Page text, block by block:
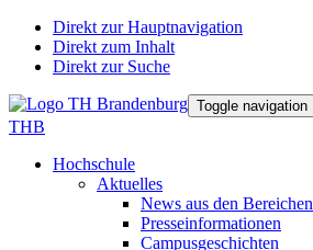
Direkt zur Hauptnavigation
Direkt zum Inhalt
Direkt zur Suche
Toggle navigation
THB
Hochschule
Aktuelles
News aus den Bereichen
Presseinformationen
Campusgeschichten